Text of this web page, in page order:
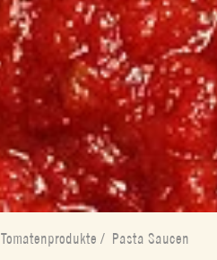
Tomatenprodukte / Pasta Saucen